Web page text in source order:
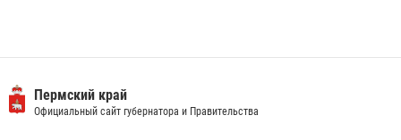
ветеринарно-санитарной службы с годовщиной образования
13 июля 2026, 10:43
Пермский край
Официальный сайт губернатора и Правительства